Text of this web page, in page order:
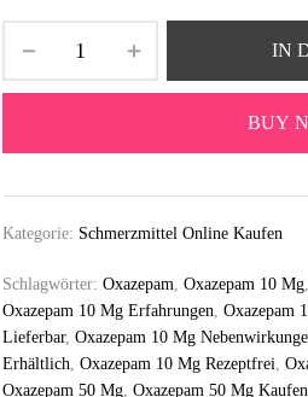
IN
BUY
Kategorie: Schmerzmittel Online Kaufen
Schlagwörter:Oxazepam,Oxazepam 10 Mg
Oxazepam 10 Mg Erfahrungen,Oxazepam
Lieferbar,Oxazepam 10 Mg
Erhältlich,Oxazepam 10 Mg Rezeptfrei,
Oxazepam 50 Mg,Oxazepam 50 Mg Kaufen